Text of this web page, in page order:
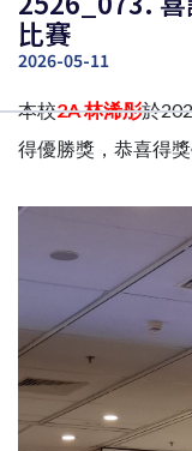
比賽
2026-05-11
本校2A 林浠彤於
得優勝獎，恭喜得獎